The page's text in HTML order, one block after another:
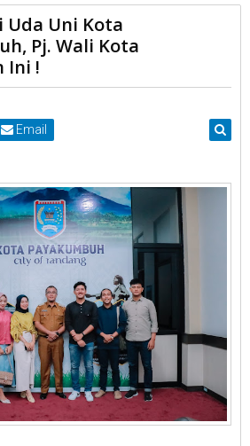
P.j Wako Rida Ananda
Payakumbuh, Pj. Wali Kota Sampaikan
Uni Kota
Pj. Wali Kota
Ini !
Email